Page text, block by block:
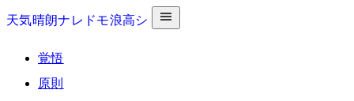
天気晴朗ナレドモ浪高シ
覚悟
原則